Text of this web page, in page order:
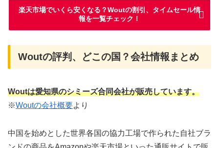
楽天市場でいくら安くなる？Woutの割引、タイムセール情
報を一覧チェック！
Woutの評判、どこの国？会社情報まとめ
Woutは愛知県のシミーズ合同会社が販売しています。
※Woutの会社概要より
中国を始めとした世界各国の協力工場で作られた自社ブラ